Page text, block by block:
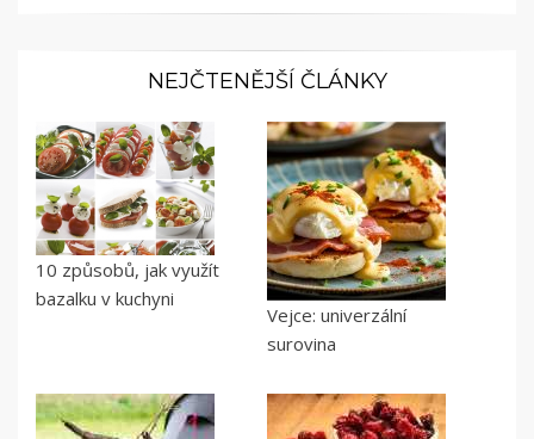
NEJČTENĚJŠÍ ČLÁNKY
10 způsobů, jak využít
bazalku v kuchyni
Vejce: univerzální
surovina